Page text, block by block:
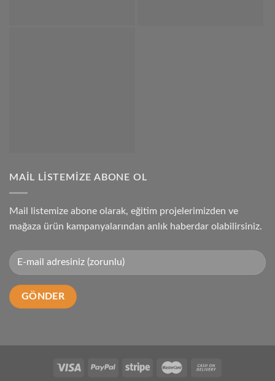
MAIL LISTEMIZE ABONE OL
Mail listemize abone olarak, eğitim projelerimizden ve
mağaza ürün kampanyalarından anlık haberdar olabilirsiniz.